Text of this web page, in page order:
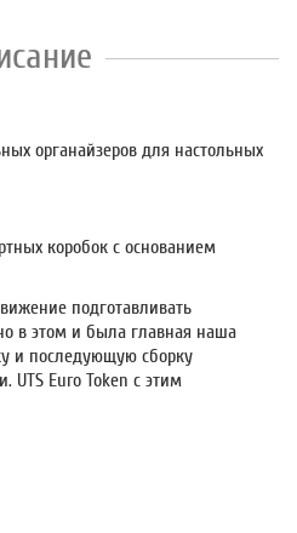
органайзеров для настольных
коробок с основанием
подготавливать
в этом и была главная наша
и последующую сборку
UTS Euro Token с этим